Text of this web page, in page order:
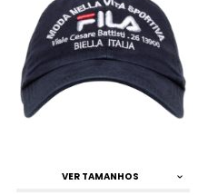
VER TAMANHOS